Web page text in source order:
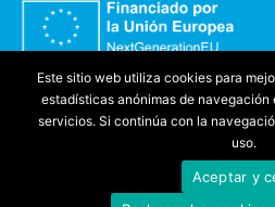
Este sitio web utiliza cookies para
estadísticas anónimas de
servicios. Si continúa con la
uso.
Aceptar y